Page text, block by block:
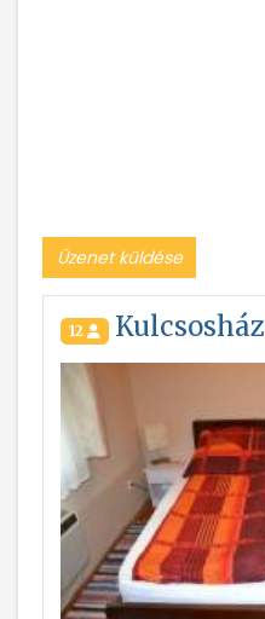
Üzenet küldése
12 Kulcsosház